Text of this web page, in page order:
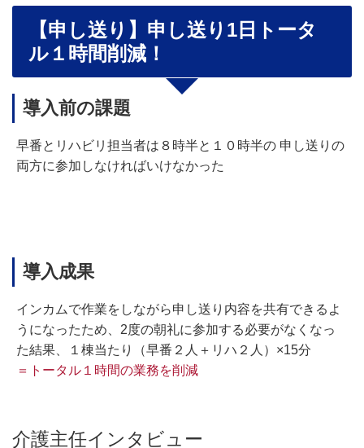
【申し送り 】 申し送り1日トータ
ル１時間削減！
導入前の課題
早番とリハビリ担当者は８時半と１０時半の 申し送りの
両方に参加しなければいけなかった
導入成果
インカムで作業をしながら申し送り内容を共有できるよ
うになったため、2度の朝礼に参加する必要がなくなっ
た結果、１棟当たり（早番２人＋リハ２人）×15分
＝トータル１時間の業務を削減
介護主任インタビュー